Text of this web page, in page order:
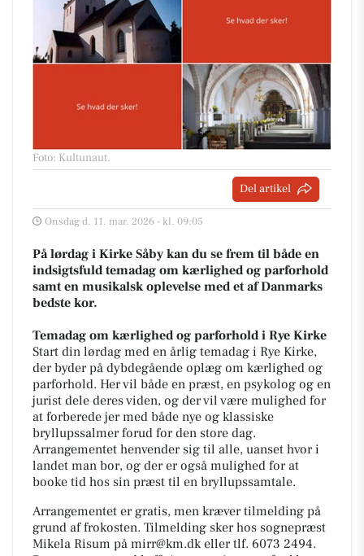
Foto: Kultunaut.
Del artikel
Onsdag d. 11. mar. 2026 - kl. 09:05
På lørdag i Kirke Såby kan du se frem til både en
indsigtsfuld temadag om kærlighed og parforhold
samt en musikalsk oplevelse med et af Danmarks
bedste kor.
Temadag om kærlighed og parforhold i Rye Kirke
Start din lørdag med en årlig temadag i Rye Kirke,
der byder på dybdegående oplæg om kærlighed og
parforhold. Her vil både en præst, en psykolog og en
jurist dele deres viden, og der vil være mulighed for
at forberede jer med både nye og klassiske
bryllupssalmer forud for den store dag.
Arrangementet henvender sig til alle, uanset hvor i
landet man bor, og der er også mulighed for at
booke tid hos sin præst til en bryllupssamtale.
Arrangementet er gratis, men kræver tilmelding på
grund af frokosten. Tilmelding sker hos sognepræst
Mikela Risum på mirr@km.dk eller tlf. 6073 2494.